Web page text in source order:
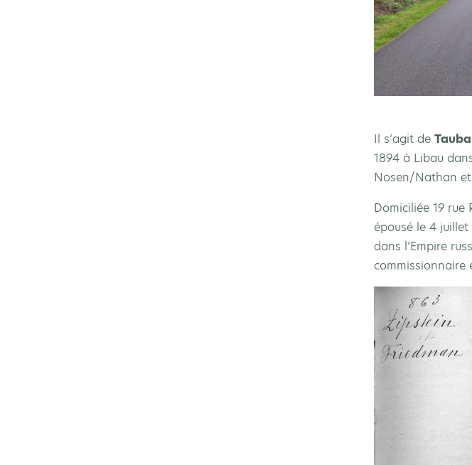
Il s’agit de
1894 à Libau
Nosen/Nathan et
Domiciliée 19
épousé le 4 juillet
dans l’Empire